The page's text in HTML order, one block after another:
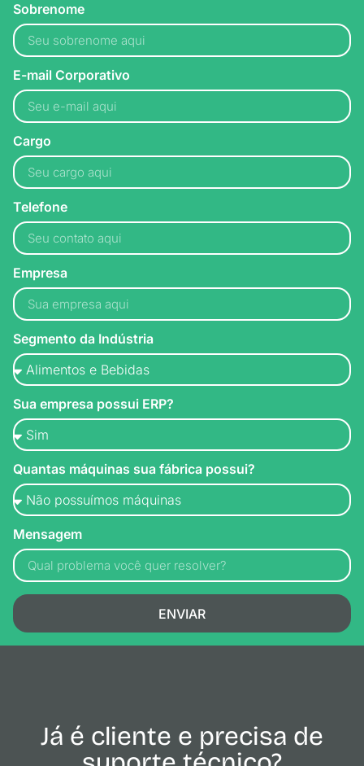
Sobrenome
E-mail Corporativo
Cargo
Telefone
Empresa
Segmento da Indústria
Sua empresa possui ERP?
Quantas máquinas sua fábrica possui?
Mensagem
ENVIAR
Já é cliente e precisa de